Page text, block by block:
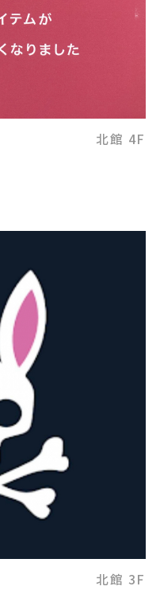
北館 4F
北館 3F